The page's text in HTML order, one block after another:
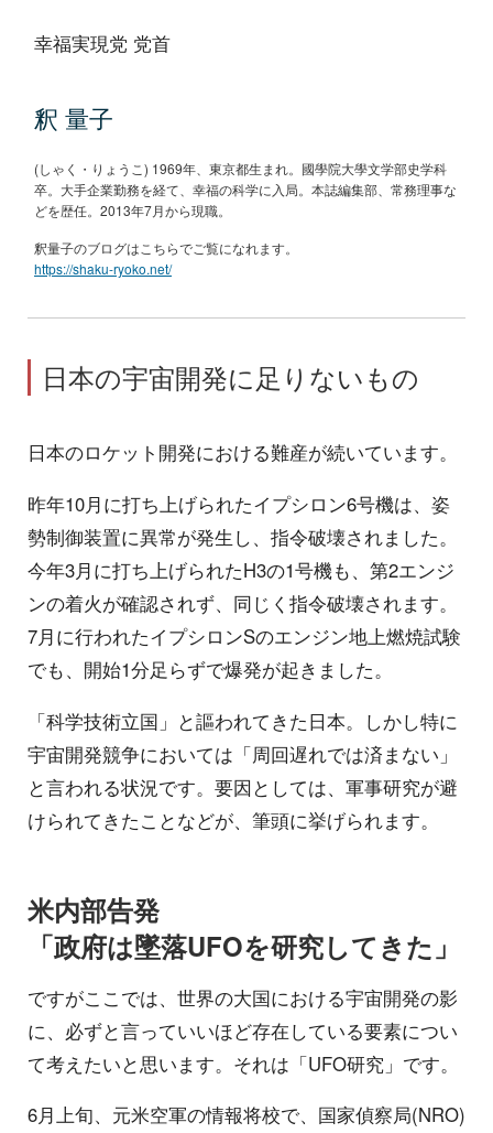
幸福実現党 党首
釈 量子
(しゃく・りょうこ) 1969年、東京都生まれ。國學院大學文学部史学科
卒。大手企業勤務を経て、幸福の科学に入局。本誌編集部、常務理事な
どを歴任。2013年7月から現職。
釈量子のブログはこちらでご覧になれます。
https://shaku-ryoko.net/
日本の宇宙開発に足りないもの
日本のロケット開発における難産が続いています。
昨年10月に打ち上げられたイプシロン6号機は、姿
勢制御装置に異常が発生し、指令破壊されました。
今年3月に打ち上げられたH3の1号機も、第2エンジ
ンの着火が確認されず、同じく指令破壊されます。
7月に行われたイプシロンSのエンジン地上燃焼試験
でも、開始1分足らずで爆発が起きました。
「科学技術立国」と謳われてきた日本。しかし特に
宇宙開発競争においては「周回遅れでは済まない」
と言われる状況です。要因としては、軍事研究が避
けられてきたことなどが、筆頭に挙げられます。
米内部告発
「政府は墜落UFOを研究してきた」
ですがここでは、世界の大国における宇宙開発の影
に、必ずと言っていいほど存在している要素につい
て考えたいと思います。それは「UFO研究」です。
6月上旬、元米空軍の情報将校で、国家偵察局(NRO)